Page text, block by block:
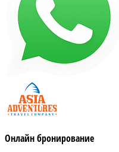
Онлайн бронирование